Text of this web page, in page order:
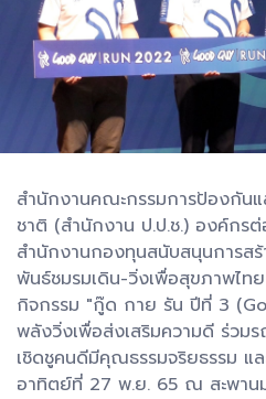
สำนักงานคณะกรรมการป้องกันแ
ชาติ (สำนักงาน ป.ป.ช.) องค์กรต่
สำนักงานกองทุนสนับสนุนการส
พันธ์ชมรมเดิน-วิ่งเพื่อสุขภาพไท
กิจกรรม "กู๊ด กาย รัน ปีที่ 3
พลังวิ่งเพื่อส่งเสริมความดี ร่วม
เชิดชูคนดีมีคุณธรรมจริยธรรม แ
อาทิตย์ที่ 27 พ.ย. 65 ณ สะพาน